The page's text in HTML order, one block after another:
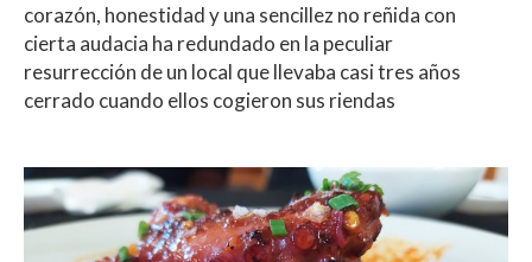
corazón, honestidad y una sencillez no reñida con
cierta audacia ha redundado en la peculiar
resurrección de un local que llevaba casi tres años
cerrado cuando ellos cogieron sus riendas